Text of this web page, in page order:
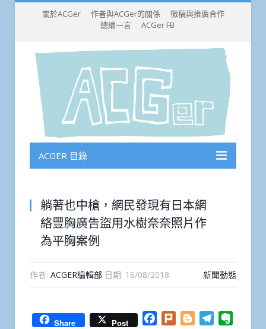
關於ACGer 作者與ACGer的關係
徵稿與推廣合作
總編一言
ACGer FB
ACGER 目錄
躺著也中槍，網民發現有日本網
絡豐胸廣告盜用水樹奈奈照片作
為平胸案例
作者: ACGER編輯部 日期: 16/08/2018 新聞動態
Share Post Facebook
Plurk BloggerTelegram